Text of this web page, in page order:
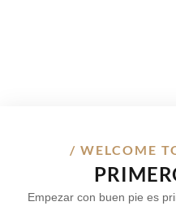
/ WELCOME
Empezar con buen pie es